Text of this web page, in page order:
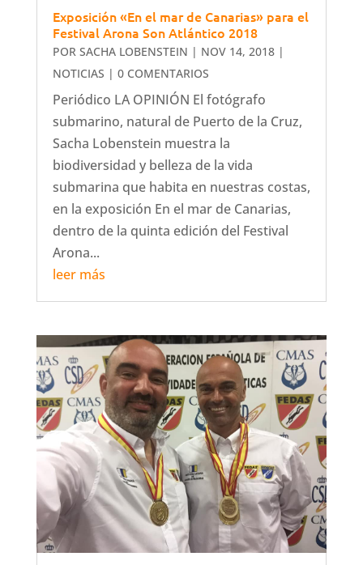
Exposición «En el mar de Canarias» para el
Festival Arona Son Atlántico 2018
POR SACHA LOBENSTEIN | NOV 14, 2018|
NOTICIAS | 0 COMENTARIOS
Periódico LA OPINIÓN El fotógrafo
submarino, natural de Puerto de la Cruz,
Sacha Lobenstein muestra la
biodiversidad y belleza de la vida
submarina que habita en nuestras costas,
en la exposición En el mar de Canarias,
dentro de la quinta edición del Festival
Arona...
leer más